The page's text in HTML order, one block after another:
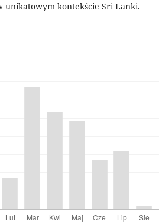
unikatowym kontekście Sri Lanki.